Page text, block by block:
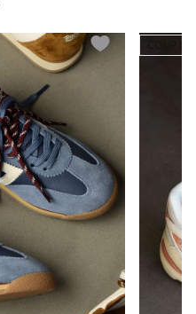
Add to wishlist